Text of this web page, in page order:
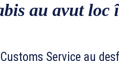
au avut loc
Service au